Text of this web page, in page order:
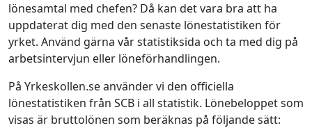
lönesamtal med chefen? Då kan det vara bra att ha
uppdaterat dig med den senaste lönestatistiken för
yrket. Använd gärna vår statistiksida och ta med dig på
arbetsintervjun eller löneförhandlingen.
På Yrkeskollen.se använder vi den officiella
lönestatistiken från SCB i all statistik. Lönebeloppet som
visas är bruttolönen som beräknas på följande sätt: